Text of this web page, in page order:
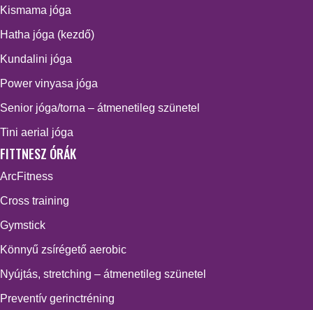
Kismama jóga
Hatha jóga (kezdő)
Kundalini jóga
Power vinyasa jóga
Senior jóga/torna – átmenetileg szünetel
Tini aerial jóga
FITTNESZ ÓRÁK
ArcFitness
Cross training
Gymstick
Könnyű zsírégető aerobic
Nyújtás, stretching – átmenetileg szünetel
Preventív gerinctréning